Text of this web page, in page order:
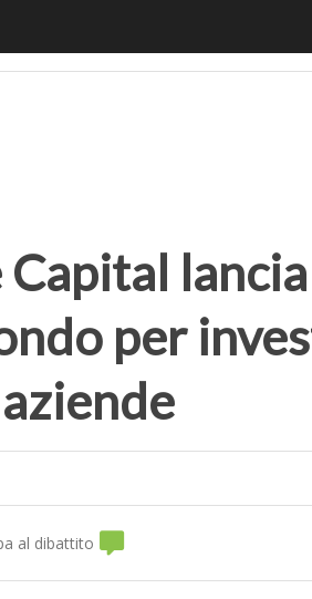
Venture Capital lancia Boost
per
al dibattito